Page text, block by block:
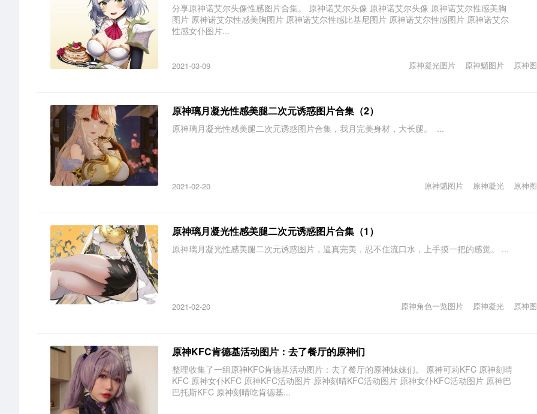
分享原神诺艾尔头像性感图片合集。 原神诺艾尔头像 原神诺艾尔头像 原神诺艾尔性感美胸
图片 原神诺艾尔性感美胸图片 原神诺艾尔性感比基尼图片 原神诺艾尔性感图片 原神诺艾尔
性感女仆图片...
2021-03-09 原神
原神魈图片
原神凝光图片
原神璃月凝光性感美腿二次元诱惑图片合集（2）
原神璃月凝光性感美腿二次元诱惑图片合集，我月完美身材，大长腿。 ...
2021-02-20 原神
原神凝光
原神魈图片
原神璃月凝光性感美腿二次元诱惑图片合集（1）
原神璃月凝光性感美腿二次元诱惑图片，逼真完美，忍不住流口水，上手摸一把的感觉。 ...
2021-02-20 原神
原神凝光
原神角色一览图片
原神KFC肯德基活动图片：去了餐厅的原神们
整理收集了一组原神KFC肯德基活动图片：去了餐厅的原神妹妹们。 原神可莉KFC 原神刻晴
KFC 原神女仆KFC 原神KFC活动图片 原神刻晴KFC活动图片 原神女仆KFC活动图片 原神巴
巴托斯KFC 原神刻晴吃肯德基...